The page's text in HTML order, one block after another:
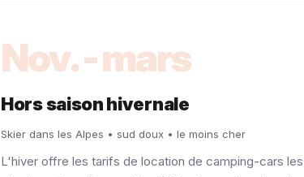
Nov.-mars
Hors saison hivernale
Skier dans les Alpes • sud doux • le moins cher
L'hiver offre les tarifs de location de camping-cars les